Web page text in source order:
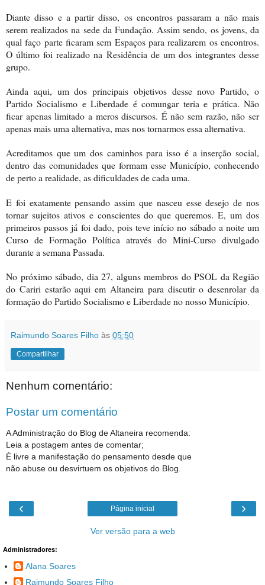
Diante disso e a partir disso, os encontros passaram a não mais
serem realizados na sede da Fundação. Assim sendo, os jovens, da
qual faço parte ficaram sem Espaços para realizarem os encontros.
O último foi realizado na Residência de um dos integrantes desse
grupo.
Ainda aqui, um dos principais objetivos desse novo Partido, o
Partido Socialismo e Liberdade é comungar teria e prática. Não
ficar apenas limitado a meros discursos. É não sem razão, não ser
apenas mais uma alternativa, mas nos tornarmos essa alternativa.
Acreditamos que um dos caminhos para isso é a inserção social,
dentro das comunidades que formam esse Município, conhecendo
de perto a realidade, as dificuldades de cada uma.
E foi exatamente pensando assim que nasceu esse desejo de nos
tornar sujeitos ativos e conscientes do que queremos. E, um dos
primeiros passos já foi dado, pois teve início no sábado a noite um
Curso de Formação Política através do Mini-Curso divulgado
durante a semana Passada.
No próximo sábado, dia 27, alguns membros do PSOL da Região
do Cariri estarão aqui em Altaneira para discutir o desenrolar da
formação do Partido Socialismo e Liberdade no nosso Município.
Raimundo Soares Filho às 05:50
Compartilhar
Nenhum comentário:
Postar um comentário
A Administração do Blog de Altaneira recomenda:
Leia a postagem antes de comentar;
É livre a manifestação do pensamento desde que
não abuse ou desvirtuem os objetivos do Blog.
‹ ›
Página inicial
Ver versão para a web
Administradores:
Alana Soares
Raimundo Soares Filho